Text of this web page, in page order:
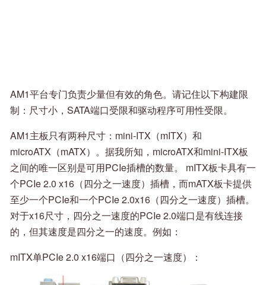
AM1平台专门负责少量但有效的角色。请记住以下构建限
制：尺寸小，SATA端口受限和驱动程序可用性受限。
AM1主板只有两种尺寸：mini-ITX（mITX）和
microATX（mATX）。据我所知，microATX和mini-ITX板
之间的唯一区别是可用PCIe插槽的数量。 mITX板卡具有一
个PCIe 2.0 x16（四分之一速度）插槽，而mATX板卡提供
至少一个PCIe和一个PCIe 2.0x16（四分之一速度）插槽。
对于x16尺寸，四分之一速度的PCIe 2.0端口是有线连接
的，但其速度是四分之一的速度。例如：
mITX单PCIe 2.0 x16端口（四分之一速度）：